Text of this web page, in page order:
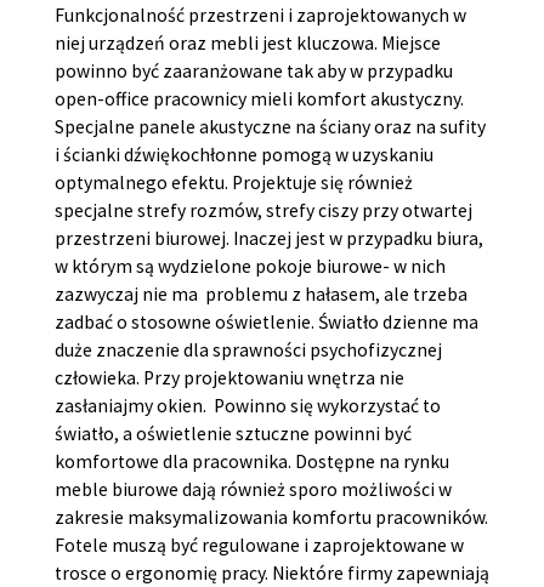
Funkcjonalność przestrzeni i zaprojektowanych w
niej urządzeń oraz mebli jest kluczowa. Miejsce
powinno być zaaranżowane tak aby w przypadku
open-office pracownicy mieli komfort akustyczny.
Specjalne panele akustyczne na ściany oraz na sufity
i ścianki dźwiękochłonne pomogą w uzyskaniu
optymalnego efektu. Projektuje się również
specjalne strefy rozmów, strefy ciszy przy otwartej
przestrzeni biurowej. Inaczej jest w przypadku biura,
w którym są wydzielone pokoje biurowe- w nich
zazwyczaj nie ma problemu z hałasem, ale trzeba
zadbać o stosowne oświetlenie. Światło dzienne ma
duże znaczenie dla sprawności psychofizycznej
człowieka. Przy projektowaniu wnętrza nie
zasłaniajmy okien. Powinno się wykorzystać to
światło, a oświetlenie sztuczne powinni być
komfortowe dla pracownika. Dostępne na rynku
meble biurowe dają również sporo możliwości w
zakresie maksymalizowania komfortu pracowników.
Fotele muszą być regulowane i zaprojektowane w
trosce o ergonomię pracy. Niektóre firmy zapewniają